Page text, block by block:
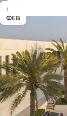
03
ФЕВ